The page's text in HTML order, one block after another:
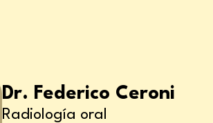
Dr. Federico Ceroni
Radiología oral